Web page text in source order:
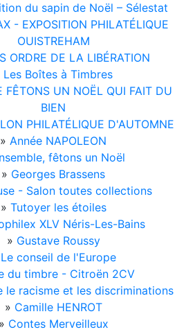
du sapin de Noël – Sélestat
- EXPOSITION PHILATÉLIQUE
OUISTREHAM
ORDRE DE LA LIBÉRATION
Les Boîtes à Timbres
FÊTONS UN NOËL QUI FAIT DU
BIEN
PHILATÉLIQUE D'AUTOMNE
» Année NAPOLEON
fêtons un Noël
» Georges Brassens
- Salon toutes collections
» Tutoyer les étoiles
XLV Néris-Les-Bains
» Gustave Roussy
Le conseil de l'Europe
du timbre - Citroën 2CV
le racisme et les discriminations
» Camille HENROT
» Contes Merveilleux